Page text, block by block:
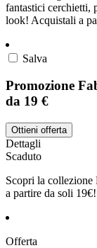
fantastici cerchietti,
look! Acquistali a
Salva
Promozione
da 19 €
Ottieni offerta
Dettagli
Scaduto
Scopri la collezione
a partire da soli 19€!
Offerta